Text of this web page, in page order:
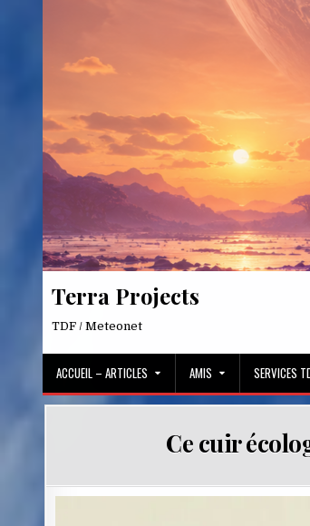
Terra Projects
TDF / Meteonet
ACCUEIL – ARTICLES AMIS SERVICES
Ce cuir